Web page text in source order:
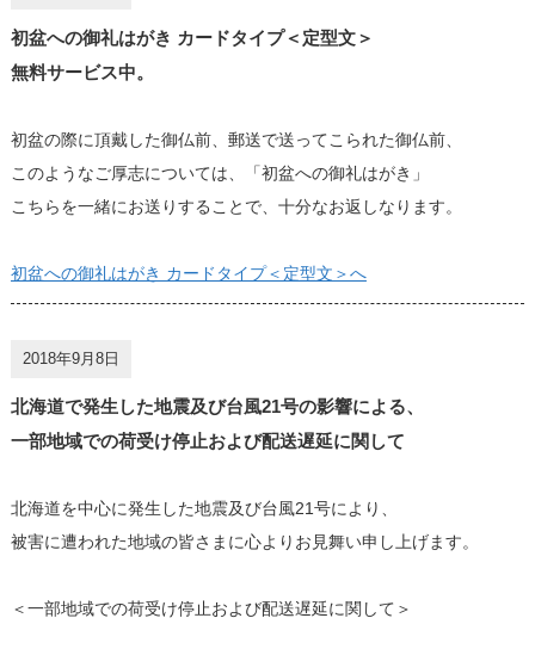
初盆への御礼はがき カードタイプ＜定型文＞
無料サービス中。
初盆の際に頂戴した御仏前、郵送で送ってこられた御仏前、
このようなご厚志については、「初盆への御礼はがき」
こちらを一緒にお送りすることで、十分なお返しなります。
初盆への御礼はがき カードタイプ＜定型文＞へ
2018年9月8日
北海道で発生した地震及び台風21号の影響による、
一部地域での荷受け停止および配送遅延に関して
北海道を中心に発生した地震及び台風21号により、
被害に遭われた地域の皆さまに心よりお見舞い申し上げます。
＜一部地域での荷受け停止および配送遅延に関して＞